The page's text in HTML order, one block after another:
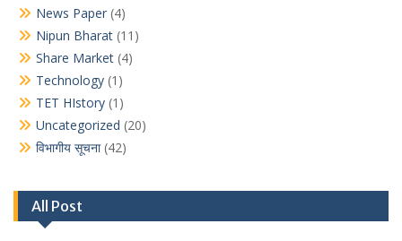
News Paper (4)
Nipun Bharat (11)
Share Market (4)
Technology (1)
TET HIstory (1)
Uncategorized (20)
विभागीय सूचना(42)
All Post